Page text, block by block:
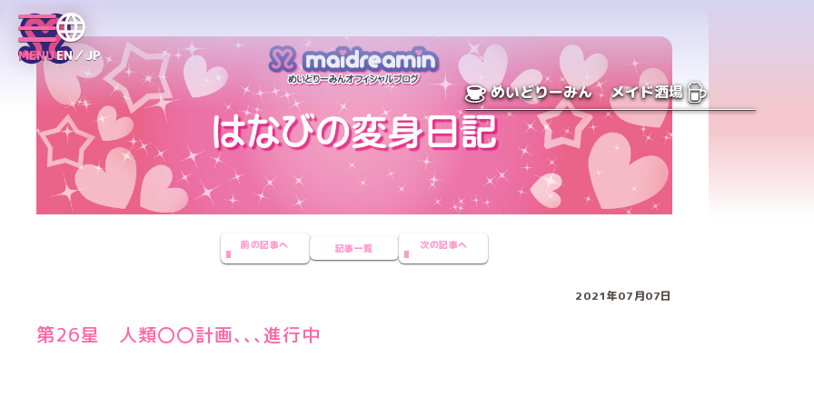
MENUEN／JP
めいどりーみん メイド酒場
前の記事へ 記事一覧 次の記事へ
2021年07月07日
第26星 人類〇〇計画､､､進行中